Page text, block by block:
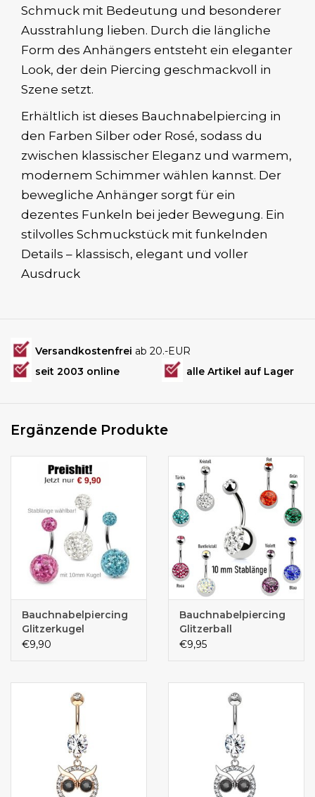
Schmuck mit Bedeutung und besonderer
Ausstrahlung lieben. Durch die längliche
Form des Anhängers entsteht ein eleganter
Look, der dein Piercing geschmackvoll in
Szene setzt.
Erhältlich ist dieses Bauchnabelpiercing in
den Farben Silber oder Rosé, sodass du
zwischen klassischer Eleganz und warmem,
modernem Schimmer wählen kannst. Der
bewegliche Anhänger sorgt für ein
dezentes Funkeln bei jeder Bewegung. Ein
stilvolles Schmuckstück mit funkelnden
Details – klassisch, elegant und voller
Ausdruck
Versandkostenfrei ab 20.-EUR
seit 2003 online
alle Artikel auf Lager
Ergänzende Produkte
Bauchnabelpiercing
Glitzerkugel
€9,90
Bauchnabelpiercing
Glitzerball
€9,95